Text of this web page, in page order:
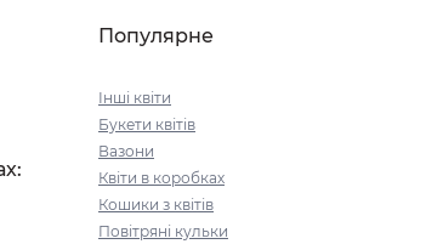
Популярне
Інші квіти
Букети квітів
Вазони
Квіти в коробках
Кошики з квітів
Повітряні кульки